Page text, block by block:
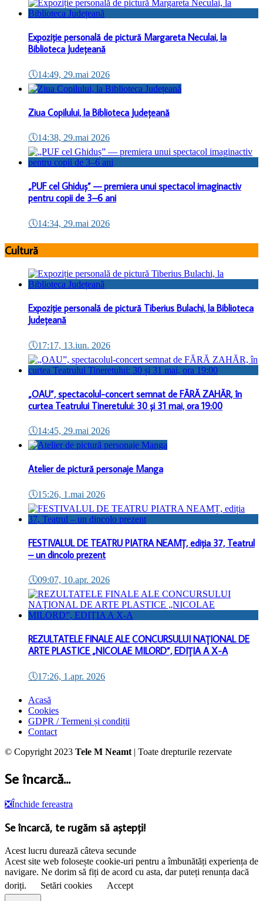
Expoziție personală de pictură Margareta Neculai, la
Biblioteca Județeană
🕔14:49, 29.mai 2026
Ziua Copilului, la Biblioteca Județeană
🕔14:38, 29.mai 2026
„PUF cel Ghiduș” — premiera unui spectacol imaginactiv
pentru copii de 3–6 ani
🕔14:34, 29.mai 2026
Cultură
Expoziție personală de pictură Tiberius Bulachi, la Biblioteca
Județeană
🕔17:17, 13.iun. 2026
„OAU”, spectacolul-concert semnat de FĂRĂ ZAHĂR, în
curtea Teatrului Tineretului: 30 și 31 mai, ora 19:00
🕔14:45, 29.mai 2026
Atelier de pictură personaje Manga
🕔15:26, 1.mai 2026
FESTIVALUL DE TEATRU PIATRA NEAMȚ, ediția 37, Teatrul
– un dincolo prezent
🕔09:07, 10.apr. 2026
REZULTATELE FINALE ALE CONCURSULUI NAŢIONAL DE
ARTE PLASTICE „NICOLAE MILORD”, EDIŢIA A X-A
🕔17:26, 1.apr. 2026
Acasă
Cookies
GDPR / Termeni și condiții
Contact
© Copyright 2023 Tele M Neamt | Toate drepturile rezervate
Se încarcă...
❎Închide fereastra
Se încarcă, te rugăm să aștepți!
Acest lucru durează câteva secunde
Acest site web folosește cookie-uri pentru a îmbunătăți experiența de
navigare. Ne dorim să fiți de acord cu asta, dar puteți renunța dacă
doriți.
Setări cookies Accept